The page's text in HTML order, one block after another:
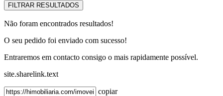
Não foram encontrados resultados!
O seu pedido foi enviado com sucesso!
Entraremos em contacto consigo o mais rapidamente possível.
site.sharelink.text
copiar